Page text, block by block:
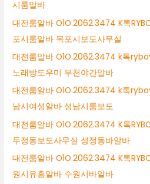
시룸알바
대전룸알바 O1O.2062.3474 K톡
포시룸알바 목포시보도사무실
대전룸알바 O1O.2062.3474 k톡
노래방도우미 부천야간알바
대전룸알바 O1O.2062.3474 k톡
남시여성알바 성남시룸보도
대전룸알바 O1O.2062.3474 K톡
두정동보도사무실 성정동바알바
대전룸알바 O1O.2062.3474 K톡
원시유흥알바 수원시바알바